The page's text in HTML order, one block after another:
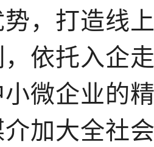
，打造线
依托入企
微企业的
加大全社